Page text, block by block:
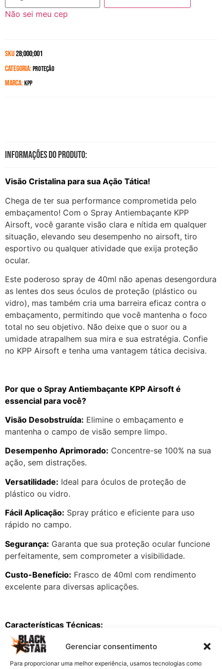
Gerenciar consentimento
Para proporcionar uma melhor experiência, usamos tecnologias como
Não sei meu cep
SKU28;000;001
Categoria:Proteção
Marca:kpp
Informações do produto:
Visão Cristalina para sua Ação Tática!
Chega de ter sua performance comprometida pelo
embaçamento! Com o Spray Antiembaçante KPP
Airsoft, você garante visão clara e nítida em qualquer
situação, elevando seu desempenho no airsoft, tiro
esportivo ou qualquer atividade que exija proteção
ocular.
Este poderoso spray de 40ml não apenas desengordura
as lentes dos seus óculos de proteção (plástico ou
vidro), mas também cria uma barreira eficaz contra o
embaçamento, permitindo que você mantenha o foco
total no seu objetivo. Não deixe que o suor ou a
umidade atrapalhem sua mira e sua estratégia. Confie
no KPP Airsoft e tenha uma vantagem tática decisiva.
Por que o Spray Antiembaçante KPP Airsoft é
essencial para você?
Visão Desobstruída: Elimine o embaçamento e
mantenha o campo de visão sempre limpo.
Desempenho Aprimorado: Concentre-se 100% na sua
ação, sem distrações.
Versatilidade: Ideal para óculos de proteção de
plástico ou vidro.
Fácil Aplicação: Spray prático e eficiente para uso
rápido no campo.
Segurança: Garanta que sua proteção ocular funcione
perfeitamente, sem comprometer a visibilidade.
Custo-Benefício: Frasco de 40ml com rendimento
excelente para diversas aplicações.
Características Técnicas:
Marca:KPP Airsoft
Tipo: Spray Antiembaçante